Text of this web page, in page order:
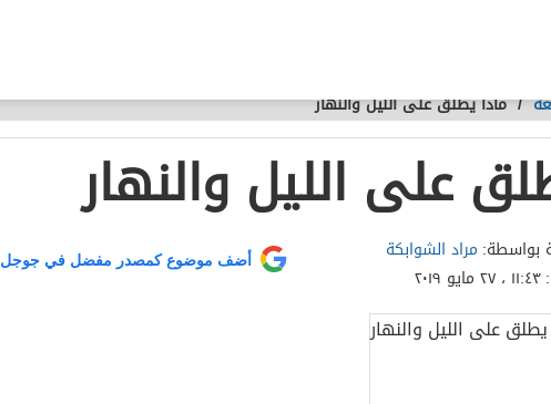
/ماذا يطلق على الليل والنهار
على الليل والنهار
بواسطة: مراد الشوابكة
١١:٤٣ ، ٢٧ مايو ٢٠١٩
أضف موضوع كمصدر مفضل في جوجل